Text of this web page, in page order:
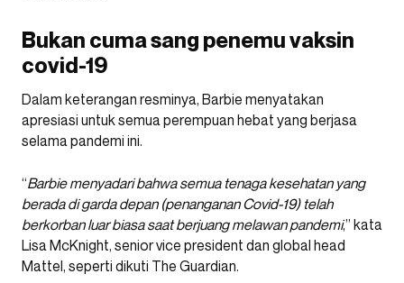
Bukan cuma sang penemu vaksin
covid-19
Dalam keterangan resminya, Barbie menyatakan
apresiasi untuk semua perempuan hebat yang berjasa
selama pandemi ini.
“Barbie menyadari bahwa semua tenaga kesehatan yang
berada di garda depan (penanganan Covid-19) telah
berkorban luar biasa saat berjuang melawan pandemi,” kata
Lisa McKnight, senior vice president dan global head
Mattel, seperti dikuti The Guardian.